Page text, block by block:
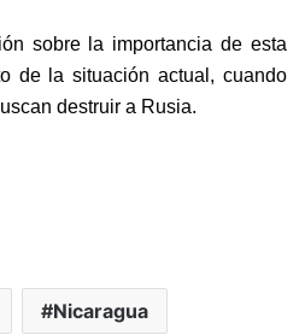
sobre la importancia de esta
de la situación actual, cuando
destruir a Rusia.
Nicaragua